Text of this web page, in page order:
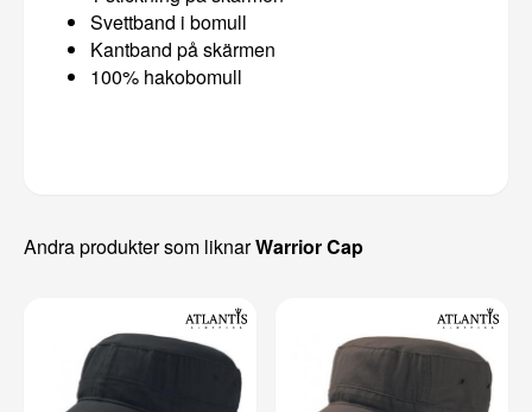
Svettband i bomull
Kantband på skärmen
100% hakobomull
Andra produkter som liknarWarrior Cap